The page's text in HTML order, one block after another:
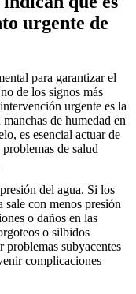
urgente de
para garantizar el
de los signos más
urgente es la
de humedad en
es esencial actuar de
de salud
del agua. Si los
con menos presión
o daños en las
o silbidos
problemas subyacentes
complicaciones